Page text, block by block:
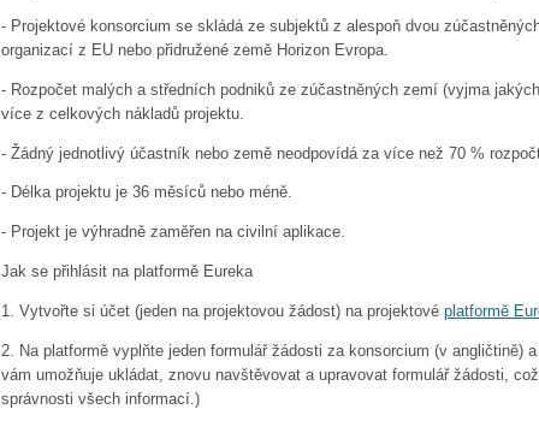
- Projektové konsorcium se skládá ze subjektů z alespoň dvou
organizací z EU nebo přidružené země Horizon Evropa.
- Rozpočet malých a středních podniků ze zúčastněných zemí (vyjma
více z celkových nákladů projektu.
- Žádný jednotlivý účastník nebo země neodpovídá za více než 70 %
- Délka projektu je 36 měsíců nebo méně.
- Projekt je výhradně zaměřen na civilní aplikace.
Jak se přihlásit na platformě Eureka
1. Vytvořte si účet (jeden na projektovou žádost) na projektové platformě
2. Na platformě vyplňte jeden formulář žádosti za konsorcium (v angličtině)
vám umožňuje ukládat, znovu navštěvovat a upravovat formulář žádosti,
správnosti všech informací.)